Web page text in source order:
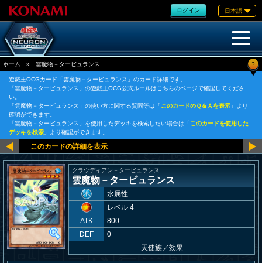
ログイン 日本語
ホーム » 雲魔物－タービュランス ?
遊戯王OCGカード「雲魔物－タービュランス」のカード詳細です。
「雲魔物－タービュランス」の遊戯王OCG公式ルールはこちらのページで確認してくださ
い。
「雲魔物－タービュランス」の使い方に関する質問等は「このカードのＱ＆Ａを表示 」より
確認ができます。
「雲魔物－タービュランス」を使用したデッキを検索したい場合は「このカードを使用した
デッキを検索 」より確認ができます。
クラウディアン－タービュランス
雲魔物－タービュランス
水属性
レベル 4
ATK
800
DEF
0
天使族／効果